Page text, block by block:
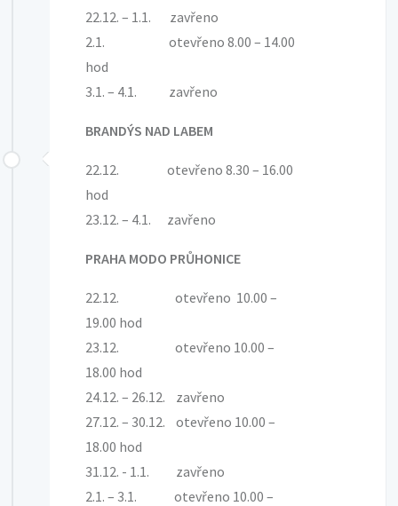
22.12. – 1.1. zavřeno
2.1. otevřeno 8.00 – 14.00
hod
3.1. – 4.1. zavřeno
BRANDÝS NAD LABEM
22.12. otevřeno 8.30 – 16.00
hod
23.12. – 4.1. zavřeno
PRAHA MODO PRŮHONICE
22.12. otevřeno 10.00 –
19.00 hod
23.12. otevřeno 10.00 –
18.00 hod
24.12. – 26.12. zavřeno
27.12. – 30.12. otevřeno 10.00 –
18.00 hod
31.12. - 1.1. zavřeno
2.1. – 3.1. otevřeno 10.00 –